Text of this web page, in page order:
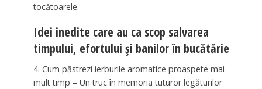
tocătoarele.
Idei inedite care au ca scop salvarea
timpului, efortului și banilor în bucătărie
4. Cum păstrezi ierburile aromatice proaspete mai
mult timp – Un truc în memoria tuturor legăturilor